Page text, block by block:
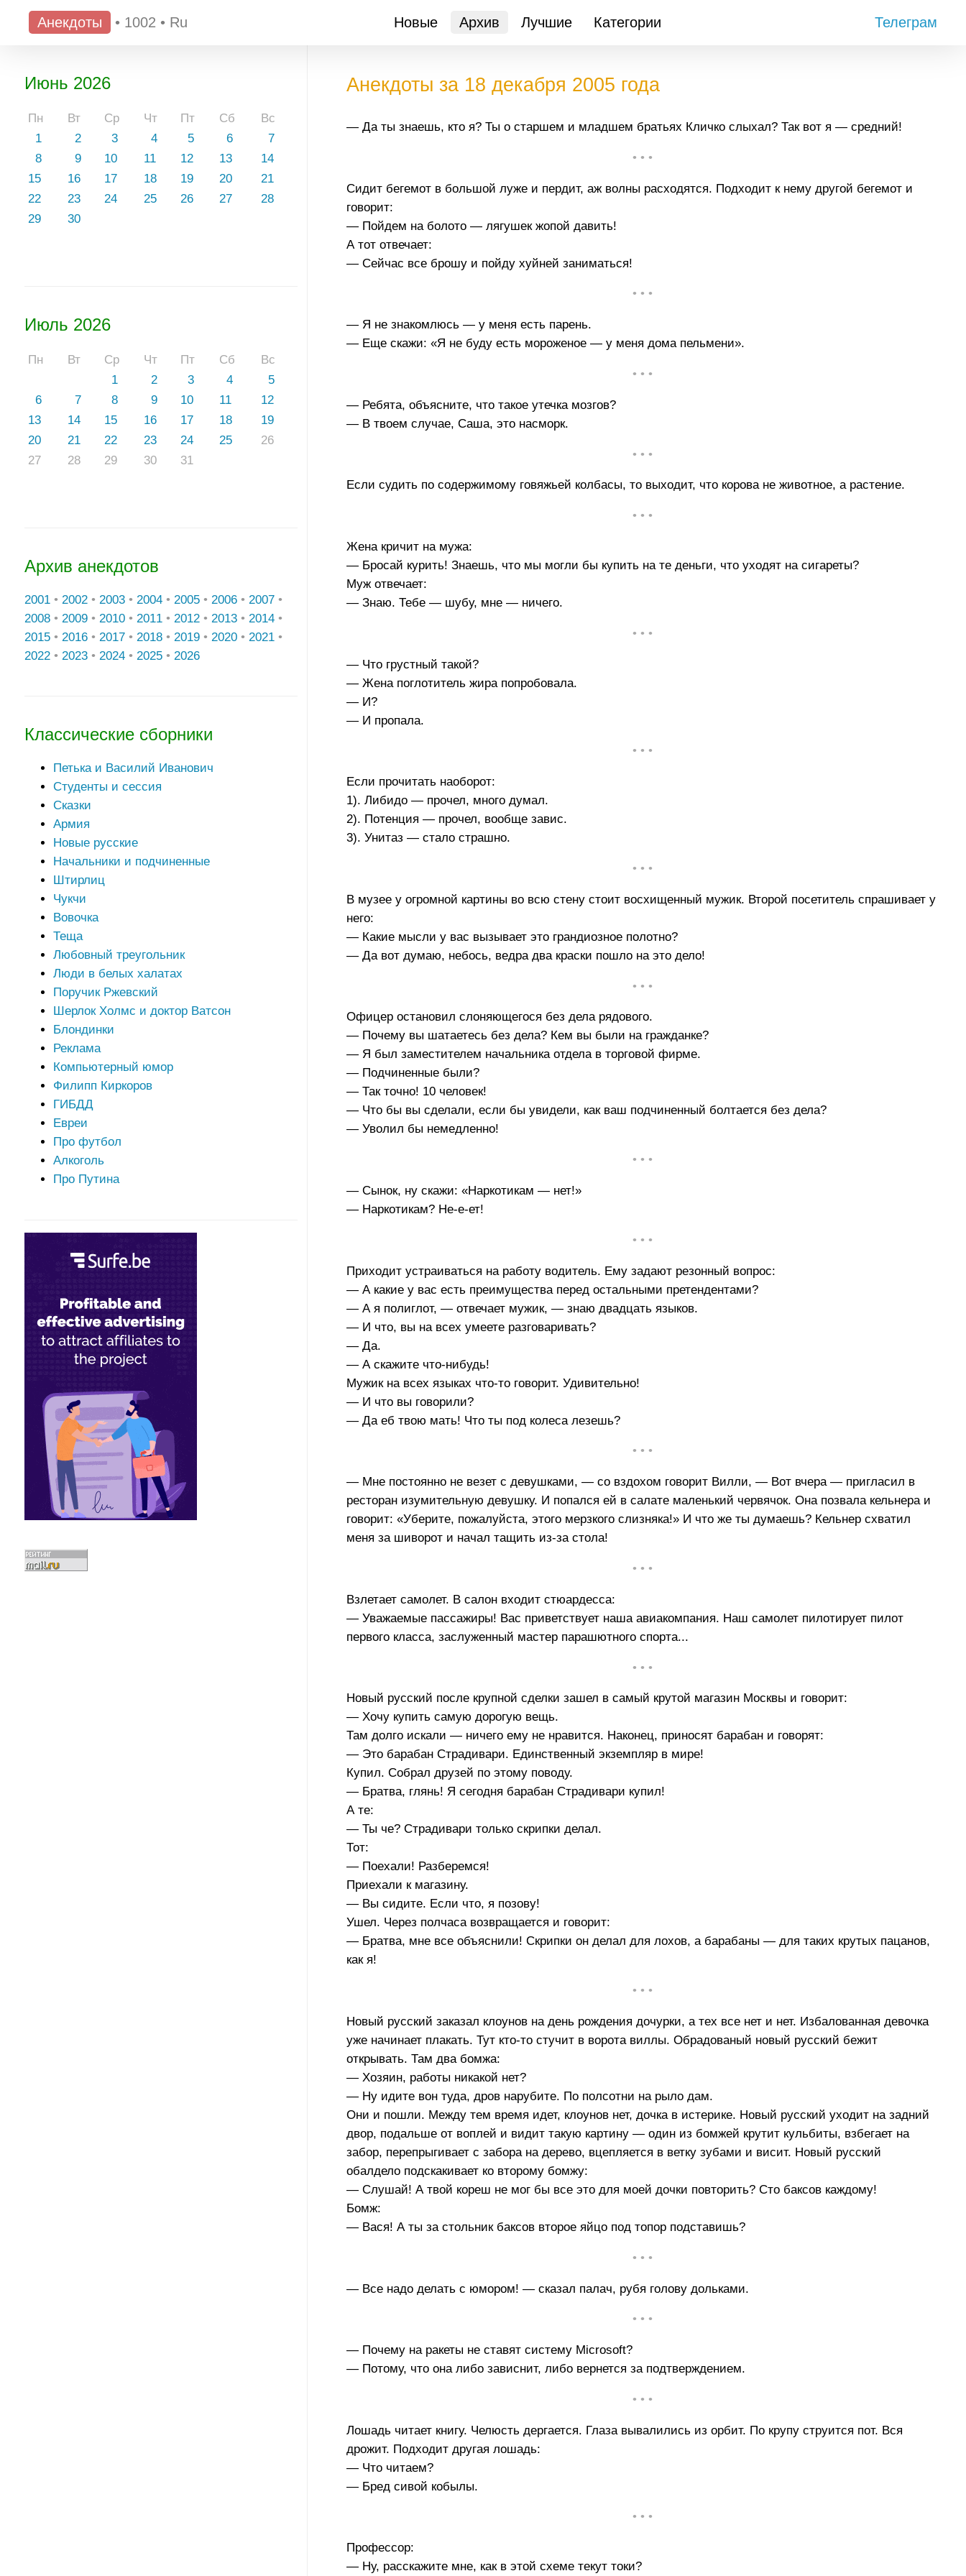
Анекдоты • 1002 • Ru Новые Архив Лучшие Категории Телеграм
Июнь 2026
Пн Вт Ср Чт Пт Сб
Вс
1
2 3 4 5 6
7
8
9 10 11 12 13
14
15
16 17 18 19 20
21
22
23 24 25 26 27
28
29
30
Июль 2026
Пн Вт Ср Чт Пт Сб
Вс
1
2 3 4
5
6
7 8 9 10 11
12
13
14 15 16 17 18
19
20
21 22 23 24 25
26
27
28 29 30 31
Архив анекдотов
2001 • 2002 • 2003 • 2004 • 2005 • 2006 • 2007 •
2008 • 2009 • 2010 • 2011 • 2012 • 2013 • 2014 •
2015 • 2016 • 2017 • 2018 • 2019 • 2020 • 2021 •
2022 • 2023 • 2024 • 2025 • 2026
Классические сборники
Петька и Василий Иванович
Студенты и сессия
Сказки
Армия
Новые русские
Начальники и подчиненные
Штирлиц
Чукчи
Вовочка
Теща
Любовный треугольник
Люди в белых халатах
Поручик Ржевский
Шерлок Холмс и доктор Ватсон
Блондинки
Реклама
Компьютерный юмор
Филипп Киркоров
ГИБДД
Евреи
Про футбол
Алкоголь
Про Путина
Анекдоты за 18 декабря 2005 года
— Да ты знаешь, кто я? Ты о старшем и младшем братьях Кличко слыхал? Так вот я — средний!
• • •
Сидит бегемот в большой луже и пердит, аж волны расходятся. Подходит к нему другой бегемот и
говорит:
— Пойдем на болото — лягушек жопой давить!
А тот отвечает:
— Сейчас все брошу и пойду хуйней заниматься!
• • •
— Я не знакомлюсь — у меня есть парень.
— Еще скажи: «Я не буду есть мороженое — у меня дома пельмени».
• • •
— Ребята, объясните, что такое утечка мозгов?
— В твоем случае, Саша, это насморк.
• • •
Если судить по содержимому говяжьей колбасы, то выходит, что корова не животное, а растение.
• • •
Жена кричит на мужа:
— Бросай курить! Знаешь, что мы могли бы купить на те деньги, что уходят на сигареты?
Муж отвечает:
— Знаю. Тебе — шубу, мне — ничего.
• • •
— Что грустный такой?
— Жена поглотитель жира попробовала.
— И?
— И пропала.
• • •
Если прочитать наоборот:
1). Либидо — прочел, много думал.
2). Потенция — прочел, вообще завис.
3). Унитаз — стало страшно.
• • •
В музее у огромной картины во всю стену стоит восхищенный мужик. Второй посетитель спрашивает у
него:
— Какие мысли у вас вызывает это грандиозное полотно?
— Да вот думаю, небось, ведра два краски пошло на это дело!
• • •
Офицер остановил слоняющегося без дела рядового.
— Почему вы шатаетесь без дела? Кем вы были на гражданке?
— Я был заместителем начальника отдела в торговой фирме.
— Подчиненные были?
— Так точно! 10 человек!
— Что бы вы сделали, если бы увидели, как ваш подчиненный болтается без дела?
— Уволил бы немедленно!
• • •
— Сынок, ну скажи: «Наркотикам — нет!»
— Наркотикам? Не-е-ет!
• • •
Приходит устраиваться на работу водитель. Ему задают резонный вопрос:
— А какие у вас есть преимущества перед остальными претендентами?
— А я полиглот, — отвечает мужик, — знаю двадцать языков.
— И что, вы на всех умеете разговаривать?
— Да.
— А скажите что-нибудь!
Мужик на всех языках что-то говорит. Удивительно!
— И что вы говорили?
— Да еб твою мать! Что ты под колеса лезешь?
• • •
— Мне постоянно не везет с девушками, — со вздохом говорит Вилли, — Вот вчера — пригласил в
ресторан изумительную девушку. И попался ей в салате маленький червячок. Она позвала кельнера и
говорит: «Уберите, пожалуйста, этого мерзкого слизняка!» И что же ты думаешь? Кельнер схватил
меня за шиворот и начал тащить из-за стола!
• • •
Взлетает самолет. В салон входит стюардесса:
— Уважаемые пассажиры! Вас приветствует наша авиакомпания. Наш самолет пилотирует пилот
первого класса, заслуженный мастер парашютного спорта...
• • •
Новый русский после крупной сделки зашел в самый крутой магазин Москвы и говорит:
— Хочу купить самую дорогую вещь.
Там долго искали — ничего ему не нравится. Наконец, приносят барабан и говорят:
— Это барабан Страдивари. Единственный экземпляр в мире!
Купил. Собрал друзей по этому поводу.
— Братва, глянь! Я сегодня барабан Страдивари купил!
А те:
— Ты че? Страдивари только скрипки делал.
Тот:
— Поехали! Разберемся!
Приехали к магазину.
— Вы сидите. Если что, я позову!
Ушел. Через полчаса возвращается и говорит:
— Братва, мне все объяснили! Скрипки он делал для лохов, а барабаны — для таких крутых пацанов,
как я!
• • •
Новый русский заказал клоунов на день рождения дочурки, а тех все нет и нет. Избалованная девочка
уже начинает плакать. Тут кто-то стучит в ворота виллы. Обрадованый новый русский бежит
открывать. Там два бомжа:
— Хозяин, работы никакой нет?
— Ну идите вон туда, дров нарубите. По полсотни на рыло дам.
Они и пошли. Между тем время идет, клоунов нет, дочка в истерике. Новый русский уходит на задний
двор, подальше от воплей и видит такую картину — один из бомжей крутит кульбиты, взбегает на
забор, перепрыгивает с забора на дерево, вцепляется в ветку зубами и висит. Новый русский
обалдело подскакивает ко второму бомжу:
— Слушай! А твой кореш не мог бы все это для моей дочки повторить? Сто баксов каждому!
Бомж:
— Вася! А ты за стольник баксов второе яйцо под топор подставишь?
• • •
— Все надо делать с юмором! — сказал палач, рубя голову дольками.
• • •
— Почему на ракеты не ставят систему Microsoft?
— Потому, что она либо зависнит, либо вернется за подтверждением.
• • •
Лошадь читает книгу. Челюсть дергается. Глаза вывалились из орбит. По крупу струится пот. Вся
дрожит. Подходит другая лошадь:
— Что читаем?
— Бред сивой кобылы.
• • •
Профессор:
— Ну, расскажите мне, как в этой схеме текут токи?